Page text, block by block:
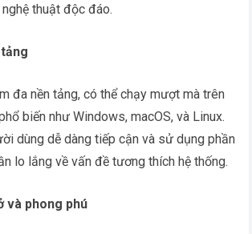
thuật độc đáo.
đa nền tảng, có thể chạy mượt mà trên
biến như Windows, macOS, và Linux.
dùng dễ dàng tiếp cận và sử dụng phần
lo lắng về vấn đề tương thích hệ thống.
và phong phú